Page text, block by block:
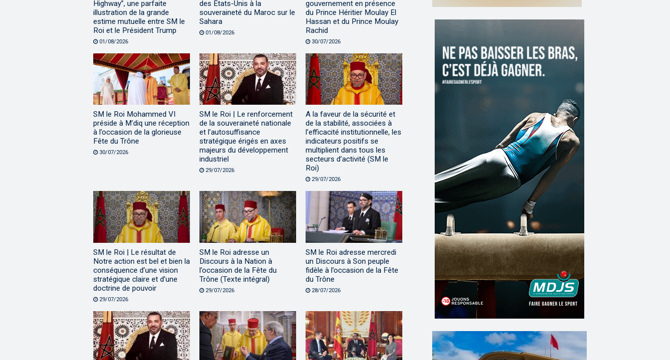
Highway”, une parfaite
illustration de la grande
estime mutuelle entre SM le
Roi et le Président Trump
01/08/2026
des États-Unis à la
souveraineté du Maroc sur le
Sahara
01/08/2026
gouvernement en présence
du Prince Héritier Moulay El
Hassan et du Prince Moulay
Rachid
30/07/2026
SM le Roi Mohammed VI
préside à M’diq une réception
à l’occasion de la glorieuse
Fête du Trône
30/07/2026
SM le Roi | Le renforcement
de la souveraineté nationale
et l’autosuffisance
stratégique érigés en axes
majeurs du développement
industriel
29/07/2026
A la faveur de la sécurité et
de la stabilité, associées à
l’efficacité institutionnelle, les
indicateurs positifs se
multiplient dans tous les
secteurs d’activité (SM le
Roi)
29/07/2026
SM le Roi | Le résultat de
Notre action est bel et bien la
conséquence d’une vision
stratégique claire et d’une
doctrine de pouvoir
29/07/2026
SM le Roi adresse un
Discours à la Nation à
l’occasion de la Fête du
Trône (Texte intégral)
29/07/2026
SM le Roi adresse mercredi
un Discours à Son peuple
fidèle à l’occasion de la Fête
du Trône
28/07/2026